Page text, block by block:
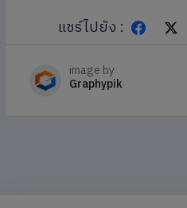
แชร์ไปยัง :
image by
Graphypik